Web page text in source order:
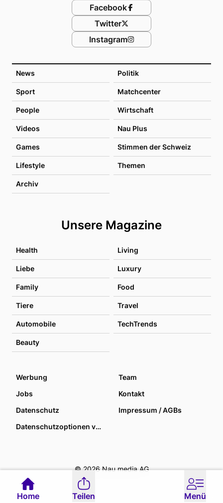
News Politik
Sport Matchcenter
People Wirtschaft
Videos Nau Plus
Games Stimmen der Schweiz
Lifestyle Themen
Archiv
Unsere Magazine
Health Living
Liebe Luxury
Family Food
Tiere Travel
Automobile TechTrends
Beauty
Facebook
Twitter
Instagram
Werbung
Team
Jobs
Kontakt
Datenschutz
Impressum / AGBs
Datenschutzoptionen verwalten
© 2026 Nau media AG
Home Teilen Menü